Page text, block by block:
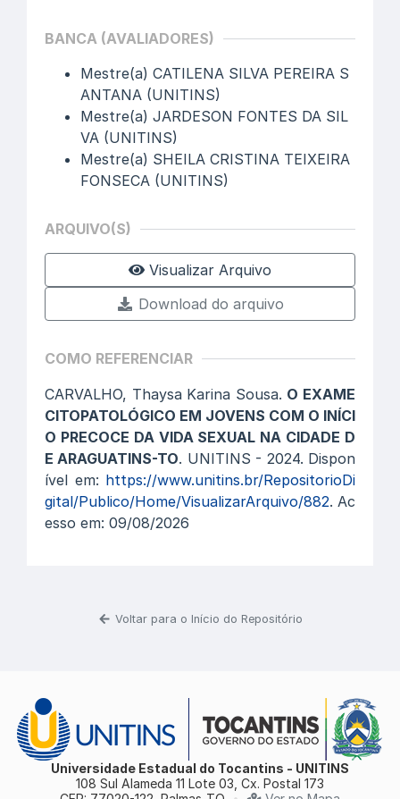
BANCA (AVALIADORES)
Mestre(a) CATILENA SILVA PEREIRA S
ANTANA (UNITINS)
Mestre(a) JARDESON FONTES DA SIL
VA (UNITINS)
Mestre(a) SHEILA CRISTINA TEIXEIRA
FONSECA (UNITINS)
ARQUIVO(S)
Visualizar Arquivo
Download do arquivo
COMO REFERENCIAR
CARVALHO, Thaysa Karina Sousa. O EXAME
CITOPATOLÓGICO EM JOVENS COM O INÍCI
O PRECOCE DA VIDA SEXUAL NA CIDADE D
E ARAGUATINS-TO. UNITINS - 2024. Dispon
ível em: https://www.unitins.br/RepositorioDi
gital/Publico/Home/VisualizarArquivo/882. Ac
esso em: 09/08/2026
Voltar para o Início do Repositório
Universidade Estadual do Tocantins - UNITINS
108 Sul Alameda 11 Lote 03, Cx. Postal 173